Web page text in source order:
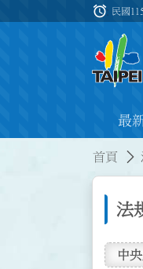
:::
alarm 民國
最
首頁
法
中